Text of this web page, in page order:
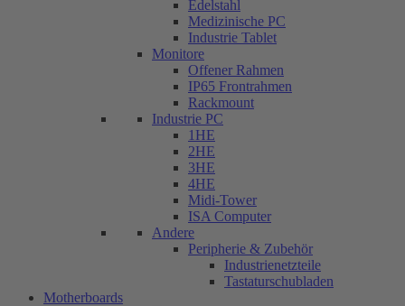
Edelstahl
Medizinische PC
Industrie Tablet
Monitore
Offener Rahmen
IP65 Frontrahmen
Rackmount
Industrie PC
1HE
2HE
3HE
4HE
Midi-Tower
ISA Computer
Andere
Peripherie & Zubehör
Industrienetzteile
Tastaturschubladen
Motherboards